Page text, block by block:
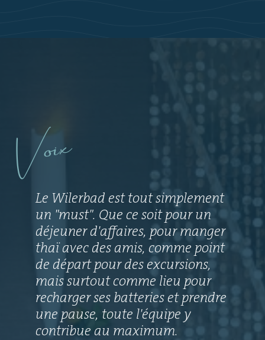
Voix
Le Wilerbad est tout simplement
un "must". Que ce soit pour un
déjeuner d'affaires, pour manger
thaï avec des amis, comme point
de départ pour des excursions,
mais surtout comme lieu pour
recharger ses batteries et prendre
une pause, toute l'équipe y
contribue au maximum.